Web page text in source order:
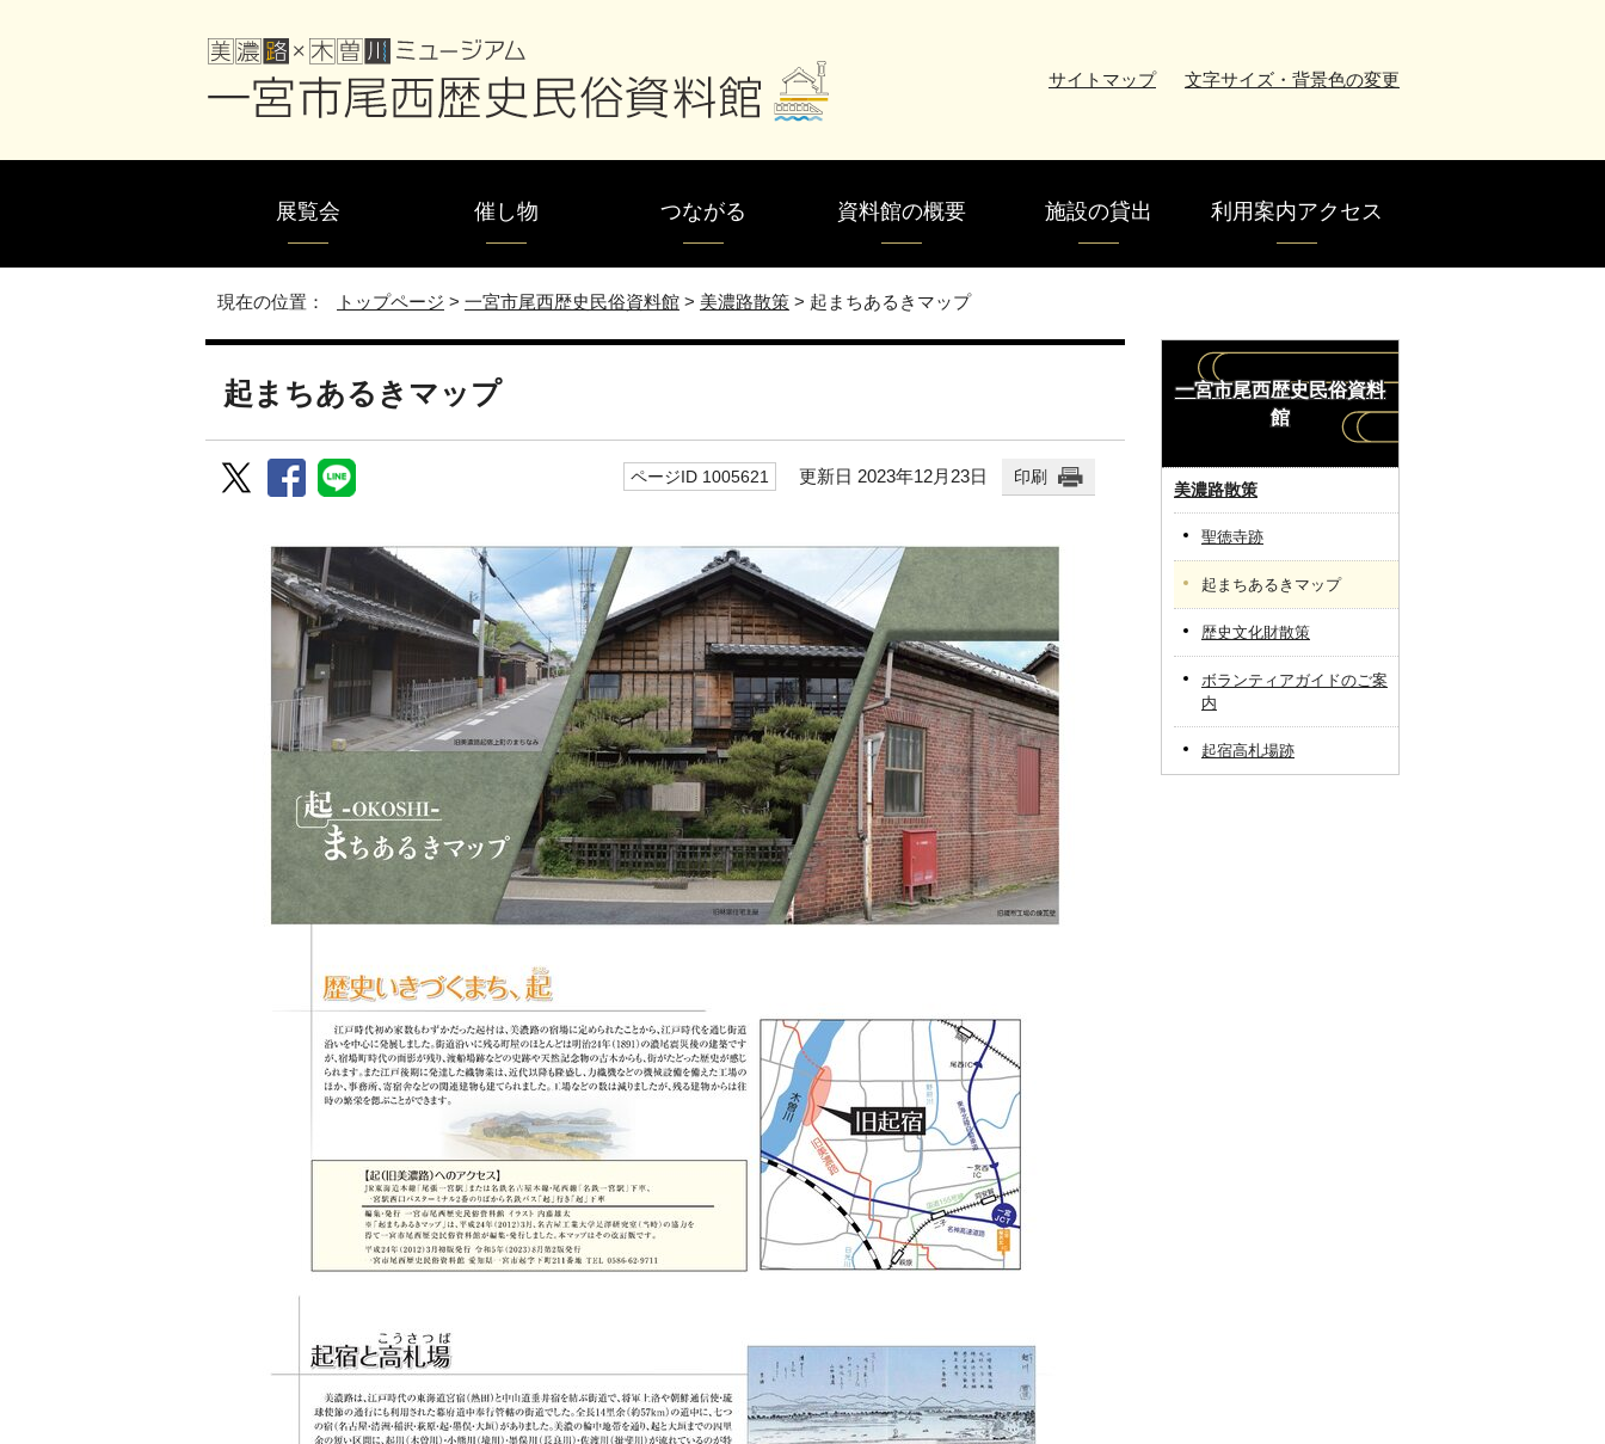
サイトマップ 文字サイズ・背景色の変更
展覧会 催し物 つながる 資料館の概要 施設の貸出 利用案内アクセス
現在の位置： トップページ > 一宮市尾西歴史民俗資料館 > 美濃路散策 > 起まちあるきマップ
起まちあるきマップ
ページID 1005621 更新日 2023年12月23日 印刷
一宮市尾西歴史民俗資料
館
美濃路散策
聖徳寺跡
起まちあるきマップ
歴史文化財散策
ボランティアガイドのご案
内
起宿高札場跡